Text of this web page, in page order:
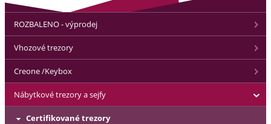
ROZBALENO - výprodej
Vhozové trezory
Creone /Keybox
Nábytkové trezory a sejfy
Certifikované trezory